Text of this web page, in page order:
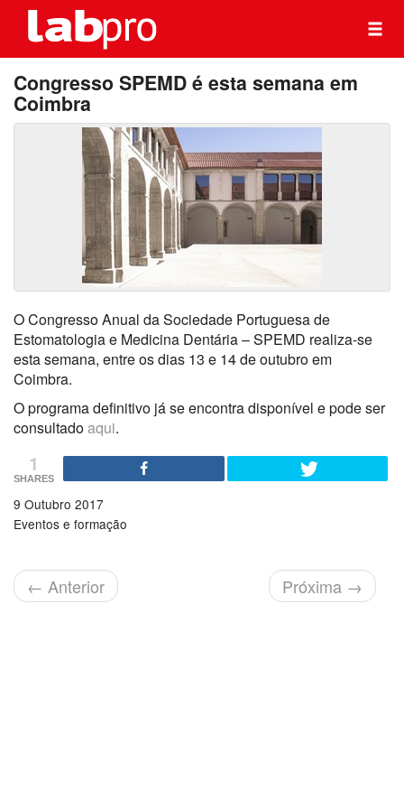
Congresso SPEMD é esta semana em
Coimbra
O Congresso Anual da Sociedade Portuguesa de
Estomatologia e Medicina Dentária – SPEMD realiza-se
esta semana, entre os dias 13 e 14 de outubro em
Coimbra.
O programa definitivo já se encontra disponível e pode ser
consultadoaqui.
1
SHARES
9 Outubro 2017
Eventos e formação
← Anterior Próxima →